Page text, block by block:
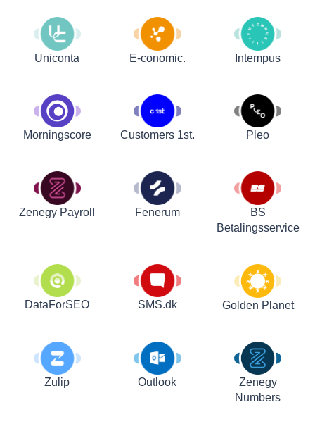
Uniconta E-conomic. Intempus
Morningscore Customers 1st. Pleo
Zenegy Payroll Fenerum
BS
Betalingsservice
DataForSEO SMS.dk Golden Planet
Zulip Outlook
Zenegy
Numbers